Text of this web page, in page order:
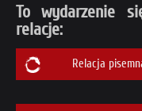
To wydarzenie
relacje:
Relacja